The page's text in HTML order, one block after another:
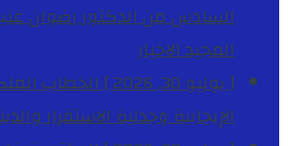
السادس من الدكتور رضوان
المجيدالاخبار
[ يوليو 30, 2026 ]
الخطاب
الإيجابية وجدلية الاستقرار